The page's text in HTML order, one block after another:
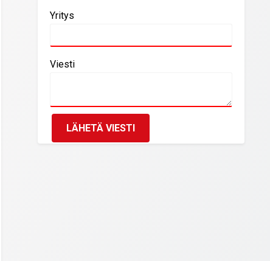
Yritys
Viesti